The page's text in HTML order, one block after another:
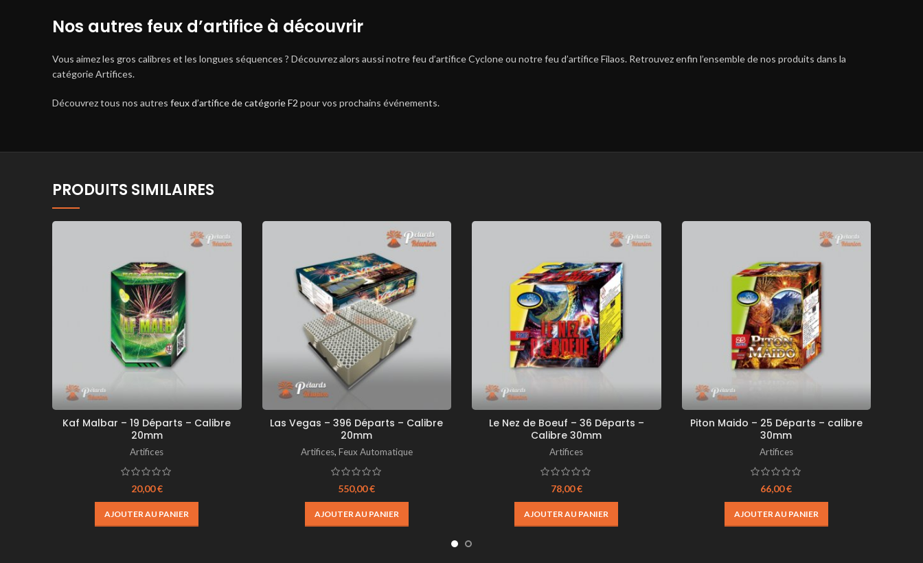
Nos autres feux d’artifice à découvrir
Vous aimez les gros calibres et les longues séquences ? Découvrez alors aussi notre feu d’artifice Cyclone ou notre feu d’artifice Filaos. Retrouvez enfin l’ensemble de nos produits dans la
catégorie Artifices.
Découvrez tous nos autres feux d’artifice de catégorie F2 pour vos prochains événements.
PRODUITS SIMILAIRES
Kaf Malbar – 19 Départs – Calibre
20mm
Artifices
20,00€
AJOUTER AU PANIER
Las Vegas – 396 Départs – Calibre
20mm
Artifices, Feux Automatique
550,00€
AJOUTER AU PANIER
Le Nez de Boeuf – 36 Départs –
Calibre 30mm
Artifices
78,00€
AJOUTER AU PANIER
Piton Maido – 25 Départs – calibre
30mm
Artifices
66,00€
AJOUTER AU PANIER